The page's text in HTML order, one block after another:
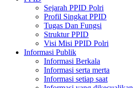
Sejarah PPID Polri
Profil Singkat PPID
Tugas Dan Fungsi
Struktur PPID
Visi Misi PPID Polri
Informasi Publik
Informasi Berkala
Informasi serta merta
Informasi setiap saat